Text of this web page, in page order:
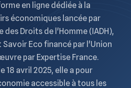
en ligne dédiée à la
économiques lancée par
des Droits de l'Homme (IADH),
Eco financé par l'Union
par Expertise France.
18 avril 2025, elle a pour
accessible à tous les